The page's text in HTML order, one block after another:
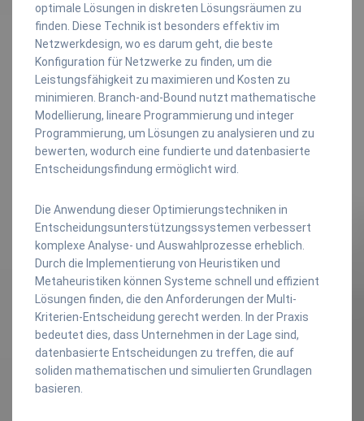
optimale Lösungen in diskreten Lösungsräumen zu
finden. Diese Technik ist besonders effektiv im
Netzwerkdesign, wo es darum geht, die beste
Konfiguration für Netzwerke zu finden, um die
Leistungsfähigkeit zu maximieren und Kosten zu
minimieren. Branch-and-Bound nutzt mathematische
Modellierung, lineare Programmierung und integer
Programmierung, um Lösungen zu analysieren und zu
bewerten, wodurch eine fundierte und datenbasierte
Entscheidungsfindung ermöglicht wird.
Die Anwendung dieser Optimierungstechniken in
Entscheidungsunterstützungssystemen verbessert
komplexe Analyse- und Auswahlprozesse erheblich.
Durch die Implementierung von Heuristiken und
Metaheuristiken können Systeme schnell und effizient
Lösungen finden, die den Anforderungen der Multi-
Kriterien-Entscheidung gerecht werden. In der Praxis
bedeutet dies, dass Unternehmen in der Lage sind,
datenbasierte Entscheidungen zu treffen, die auf
soliden mathematischen und simulierten Grundlagen
basieren.